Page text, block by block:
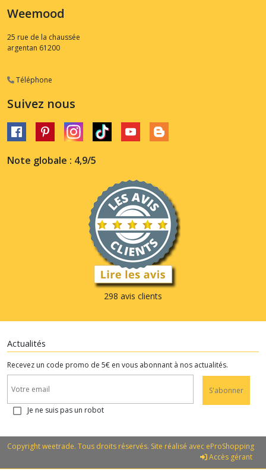
Weemood
25 rue de la chaussée
argentan 61200
Téléphone
Suivez nous
Note globale : 4,9/5
298 avis clients
Actualités
Recevez un code promo de 5€ en vous abonnant à nos actualités.
S'abonner
Je ne suis pas un robot
Copyright weetrade. Tous droits réservés. Site réalisé avec eProShopping
Accès gérant